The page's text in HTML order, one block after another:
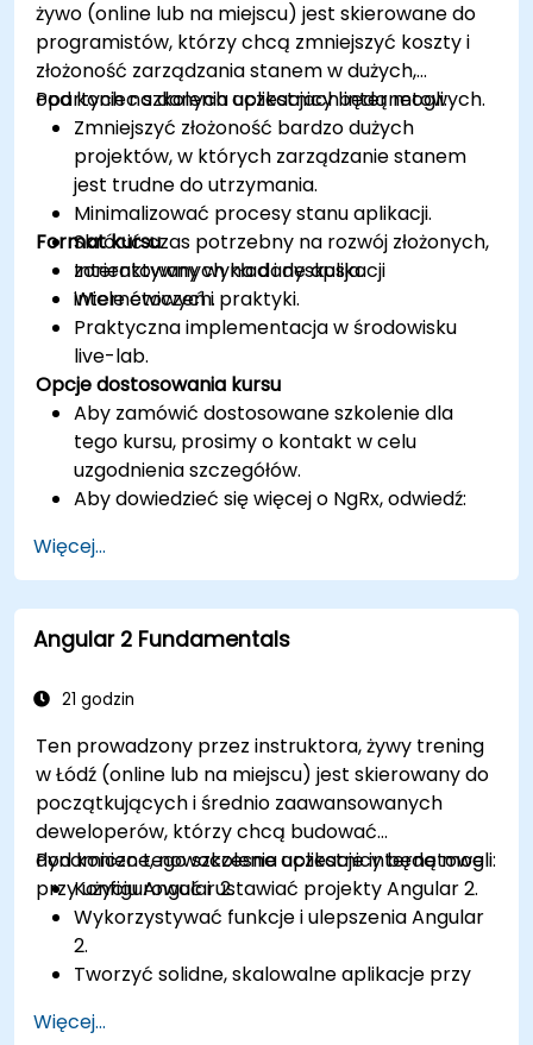
żywo (online lub na miejscu) jest skierowane do
programistów, którzy chcą zmniejszyć koszty i
złożoność zarządzania stanem w dużych,
opartych na danych aplikacjach internetowych.
Pod koniec szkolenia uczestnicy będą mogli:
Zmniejszyć złożoność bardzo dużych
projektów, w których zarządzanie stanem
jest trudne do utrzymania.
Minimalizować procesy stanu aplikacji.
Skrócić czas potrzebny na rozwój złożonych,
zorientowanych na dane aplikacji
internetowych.
Format kursu
Interaktywny wykład i dyskusja.
Wiele ćwiczeń i praktyki.
Praktyczna implementacja w środowisku
live-lab.
Opcje dostosowania kursu
Aby zamówić dostosowane szkolenie dla
tego kursu, prosimy o kontakt w celu
uzgodnienia szczegółów.
Aby dowiedzieć się więcej o NgRx, odwiedź:
Więcej...
Angular 2 Fundamentals
21 godzin
Ten prowadzony przez instruktora, żywy trening
w Łódź (online lub na miejscu) jest skierowany do
początkujących i średnio zaawansowanych
deweloperów, którzy chcą budować
dynamiczne, nowoczesne aplikacje internetowe
przy użyciu Angular 2.
Pod koniec tego szkolenia uczestnicy będą mogli:
Konfigurować i ustawiać projekty Angular 2.
Wykorzystywać funkcje i ulepszenia Angular
2.
Tworzyć solidne, skalowalne aplikacje przy
Wdrażać najlepsze praktyki w organizacji
Więcej...